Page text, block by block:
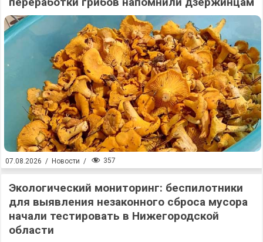
07.08.2026 / Новости / 357
Экологический мониторинг: беспилотники
для выявления незаконного сброса мусора
начали тестировать в Нижегородской
области